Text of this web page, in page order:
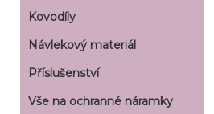
Kovodíly
Návlekový materiál
Příslušenství
Vše na ochranné náramky